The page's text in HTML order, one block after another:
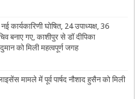
कार्यकारिणी घोषित, 24 उपाध्यक्ष, 36
बनाए गए, काशीपुर से डॉ दीपिका
को मिली महत्वपूर्ण जगह
मामले में पूर्व पार्षद नौशाद हुसैन को मिली